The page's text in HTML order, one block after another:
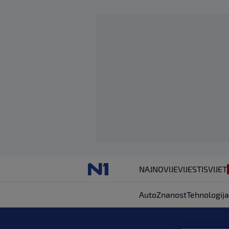
NAJNOVIJEVIJESTISVIJET
AutoZnanostTehnologija